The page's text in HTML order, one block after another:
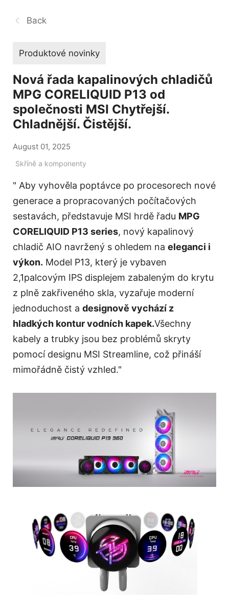
Back
Produktové novinky
Nová řada kapalinových chladičů
MPG CORELIQUID P13 od
společnosti MSI Chytřejší.
Chladnější. Čistější.
August 01, 2025
Skříně a komponenty
" Aby vyhověla poptávce po procesorech nové
generace a propracovaných počítačových
sestavách, představuje MSI hrdě řadu MPG
CORELIQUID P13 series, nový kapalinový
chladič AIO navržený s ohledem na eleganci i
výkon. Model P13, který je vybaven
2,1palcovým IPS displejem zabaleným do krytu
z plně zakřiveného skla, vyzařuje moderní
jednoduchost a designově vychází z
hladkých kontur vodních kapek.Všechny
kabely a trubky jsou bez problémů skryty
pomocí designu MSI Streamline, což přináší
mimořádně čistý vzhled."